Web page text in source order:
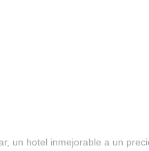
un hotel inmejorable a un